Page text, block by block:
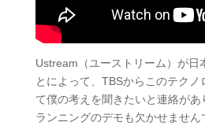
Ustream（ユーストリーム）が日
とによって、TBSからこのテクノ
て僕の考えを聞きたいと連絡があ
ランニングのデモも欠かせません